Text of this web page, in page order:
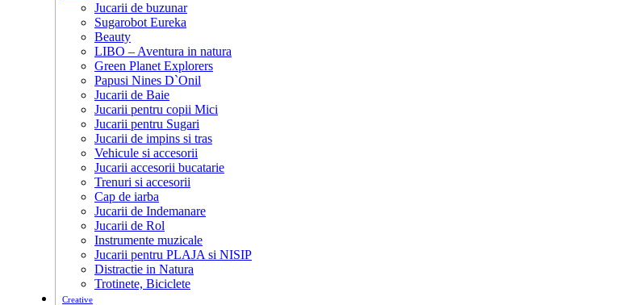
Jucarii de buzunar
Sugarobot Eureka
Beauty
LIBO – Aventura in natura
Green Planet Explorers
Papusi Nines D`Onil
Jucarii de Baie
Jucarii pentru copii Mici
Jucarii pentru Sugari
Jucarii de impins si tras
Vehicule si accesorii
Jucarii accesorii bucatarie
Trenuri si accesorii
Cap de iarba
Jucarii de Indemanare
Jucarii de Rol
Instrumente muzicale
Jucarii pentru PLAJA si NISIP
Distractie in Natura
Trotinete, Biciclete
Creative